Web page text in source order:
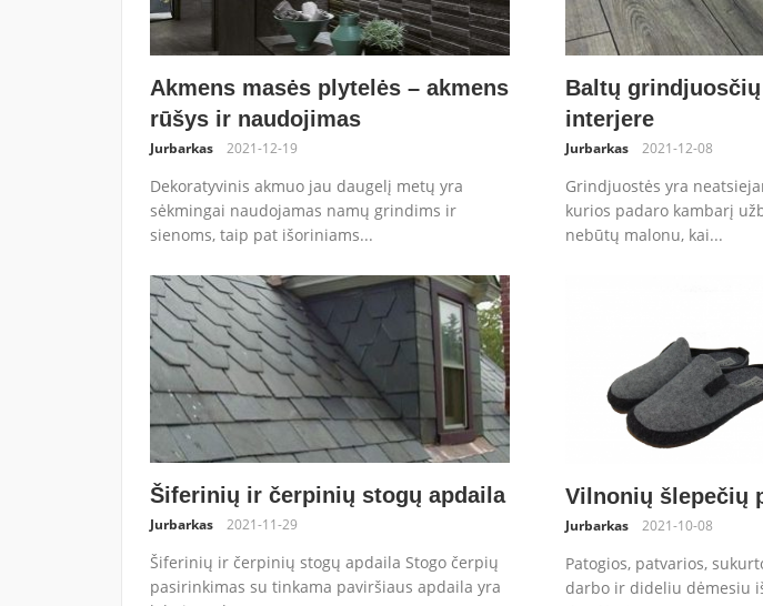
Akmens masės plytelės – akmens
rūšys ir naudojimas
Jurbarkas 2021-12-19
Dekoratyvinis akmuo jau daugelį metų yra
sėkmingai naudojamas namų grindims ir
sienoms, taip pat išoriniams...
Baltų
interjere
Jurbarkas 2021-12-08
Grindjuostės yra
kurios padaro kambarį
nebūtų malonu, kai...
Šiferinių ir čerpinių stogų apdaila
Jurbarkas 2021-11-29
Šiferinių ir čerpinių stogų apdaila Stogo čerpių
pasirinkimas su tinkama paviršiaus apdaila yra
Vilnonių šlepečių
Jurbarkas 2021-10-08
Patogios, patvarios,
darbo ir dideliu dėmesiu